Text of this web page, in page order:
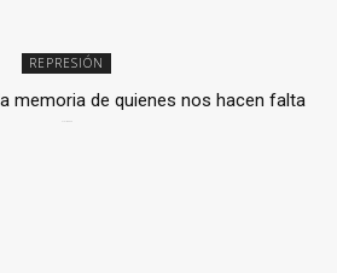
REPRESIÓN
memoria de quienes nos hacen falta